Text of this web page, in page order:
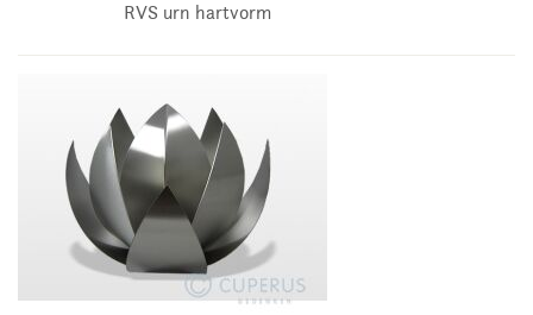
RVS urn hartvorm